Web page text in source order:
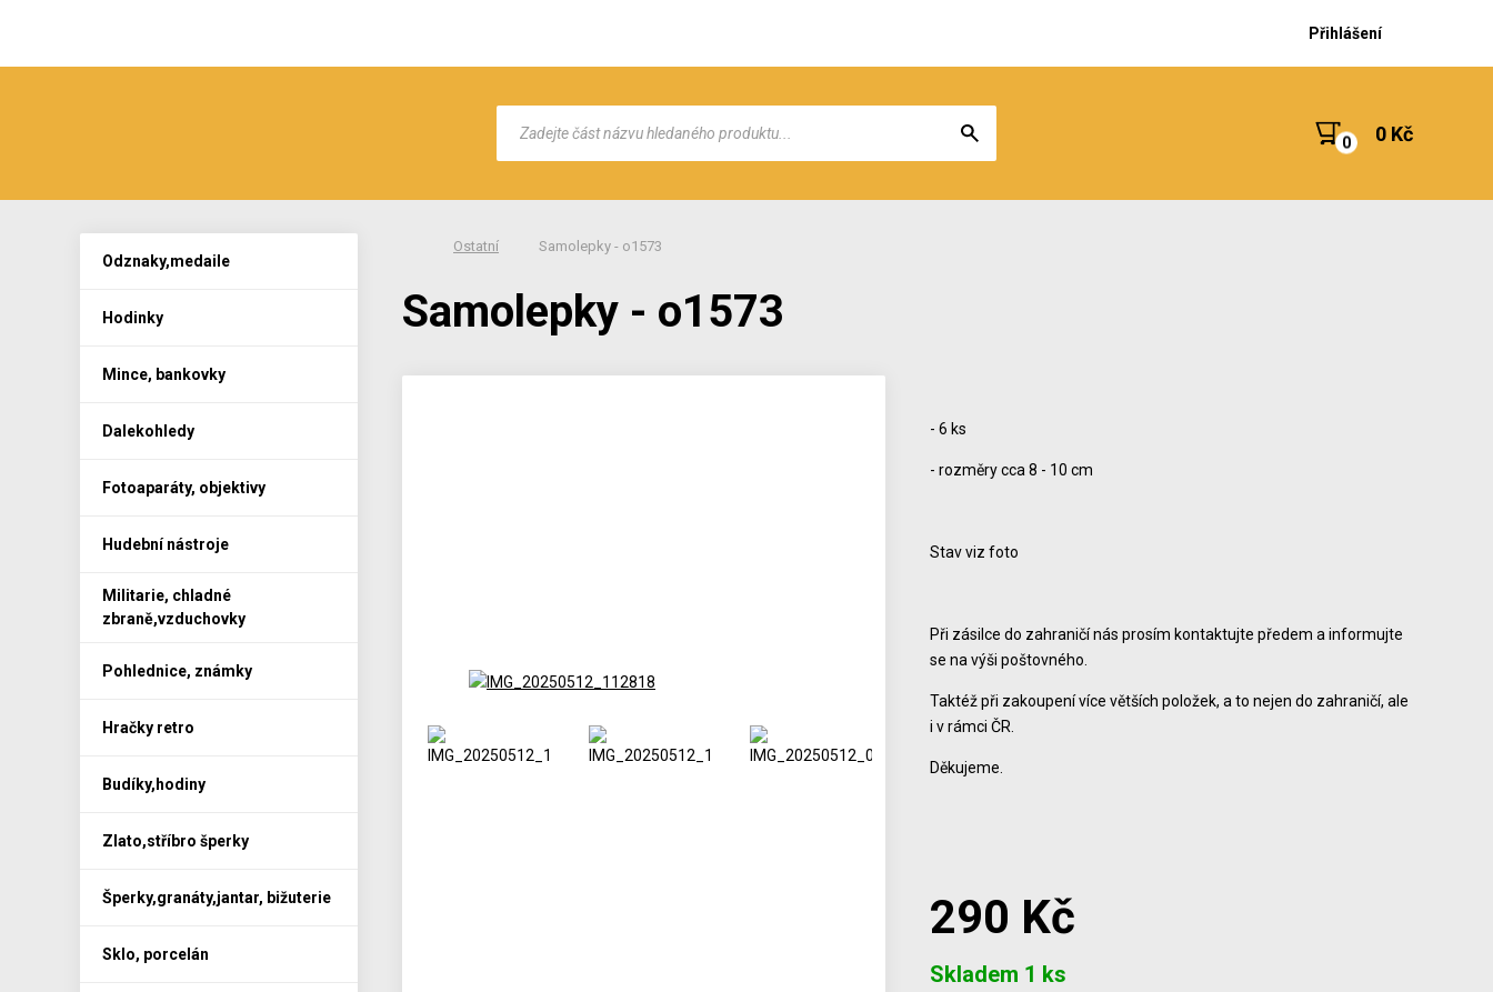
Přihlášení
0 Kč
Ostatní Samolepky - o1573
Samolepky - o1573
- 6 ks
- rozměry cca 8 - 10 cm
Stav viz foto
Při zásilce do zahraničí nás prosím kontaktujte předem a informujte
se na výši poštovného.
Taktéž při zakoupení více větších položek, a to nejen do zahraničí, ale
i v rámci ČR.
Děkujeme.
290 Kč
Skladem 1 ks
Odznaky,medaile
Hodinky
Mince, bankovky
Dalekohledy
Fotoaparáty, objektivy
Hudební nástroje
Militarie, chladné
zbraně,vzduchovky
Pohlednice, známky
Hračky retro
Budíky,hodiny
Zlato,stříbro šperky
Šperky,granáty,jantar, bižuterie
Sklo, porcelán